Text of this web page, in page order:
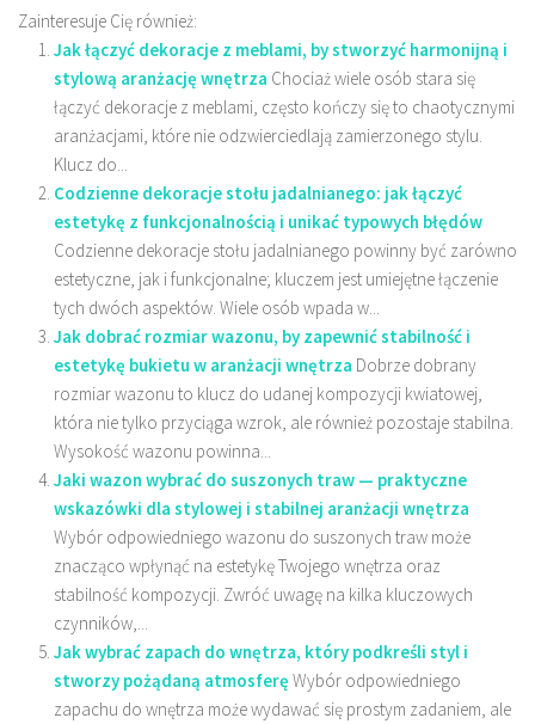
Zainteresuje Cię również:
Jak łączyć dekoracje z meblami, by stworzyć harmonijną i
stylową aranżację wnętrza Chociaż wiele osób stara się
łączyć dekoracje z meblami, często kończy się to chaotycznymi
aranżacjami, które nie odzwierciedlają zamierzonego stylu.
Klucz do...
Codzienne dekoracje stołu jadalnianego: jak łączyć
estetykę z funkcjonalnością i unikać typowych błędów
Codzienne dekoracje stołu jadalnianego powinny być zarówno
estetyczne, jak i funkcjonalne; kluczem jest umiejętne łączenie
tych dwóch aspektów. Wiele osób wpada w...
Jak dobrać rozmiar wazonu, by zapewnić stabilność i
estetykę bukietu w aranżacji wnętrza Dobrze dobrany
rozmiar wazonu to klucz do udanej kompozycji kwiatowej,
która nie tylko przyciąga wzrok, ale również pozostaje stabilna.
Wysokość wazonu powinna...
Jaki wazon wybrać do suszonych traw — praktyczne
wskazówki dla stylowej i stabilnej aranżacji wnętrza
Wybór odpowiedniego wazonu do suszonych traw może
znacząco wpłynąć na estetykę Twojego wnętrza oraz
stabilność kompozycji. Zwróć uwagę na kilka kluczowych
czynników,...
Jak wybrać zapach do wnętrza, który podkreśli styl i
stworzy pożądaną atmosferę Wybór odpowiedniego
zapachu do wnętrza może wydawać się prostym zadaniem, ale